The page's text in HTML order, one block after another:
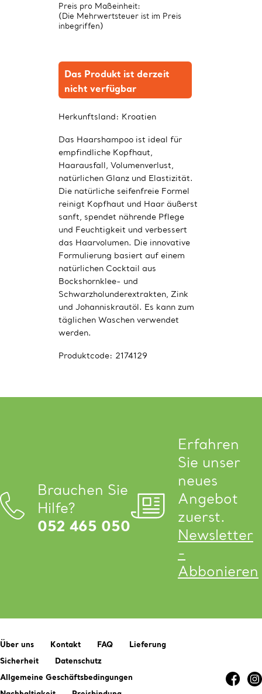
Preis pro Maßeinheit:
(Die Mehrwertsteuer ist im Preis
inbegriffen)
Das Produkt ist derzeit
nicht verfügbar
Herkunftsland: Kroatien
Das Haarshampoo ist ideal für
empfindliche Kopfhaut,
Haarausfall, Volumenverlust,
natürlichen Glanz und Elastizität.
Die natürliche seifenfreie Formel
reinigt Kopfhaut und Haar äußerst
sanft, spendet nährende Pflege
und Feuchtigkeit und verbessert
das Haarvolumen. Die innovative
Formulierung basiert auf einem
natürlichen Cocktail aus
Bockshornklee- und
Schwarzholunderextrakten, Zink
und Johanniskrautöl. Es kann zum
täglichen Waschen verwendet
werden.
Produktcode: 2174129
Brauchen Sie
Hilfe?
052 465 050
Erfahren
Sie unser
neues
Angebot
zuerst.
Newsletter
-
Abbonieren
Über uns Kontakt FAQ
Lieferung
Sicherheit
Datenschutz
Allgemeine Geschäftsbedingungen